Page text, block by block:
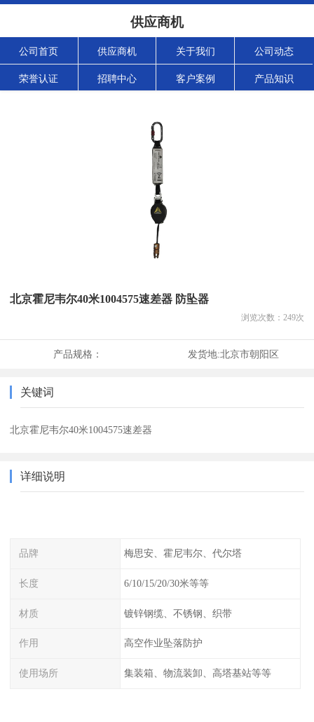
供应商机
公司首页 供应商机 关于我们 公司动态
荣誉认证 招聘中心 客户案例 产品知识
北京霍尼韦尔40米1004575速差器 防坠器
浏览次数： 249次
产品规格： 发货地:北京市朝阳区
关键词
北京霍尼韦尔40米1004575速差器
详细说明
品牌 梅思安、霍尼韦尔、代尔塔
长度 6/10/15/20/30米等等
材质 镀锌钢缆、不锈钢、织带
作用 高空作业坠落防护
使用场所 集装箱、物流装卸、高塔基站等等